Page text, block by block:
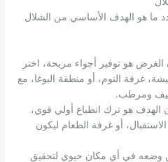
ما هو الهدف الأساسي من الشلال
الغرض هو توفير أجواء مريحة، اختر
غرفة النوم، أو منطقة اليوغا، مع
ومرطب.
الهدف هو ترك انطباع أولي قوي،
أو غرفة الطعام ليكون
وضعه في أي مكان حيوي لتحقيق